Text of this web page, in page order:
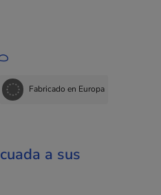
Fabricado en Europa
a sus